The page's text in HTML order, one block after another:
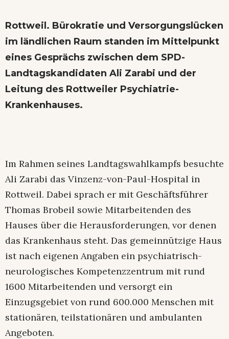
Rottweil. Bürokratie und Versorgungslücken
im ländlichen Raum standen im Mittelpunkt
eines Gesprächs zwischen dem SPD-
Landtagskandidaten Ali Zarabi und der
Leitung des Rottweiler Psychiatrie-
Krankenhauses.
Im Rahmen seines Landtagswahlkampfs besuchte
Ali Zarabi das Vinzenz-von-Paul-Hospital in
Rottweil. Dabei sprach er mit Geschäftsführer
Thomas Brobeil sowie Mitarbeitenden des
Hauses über die Herausforderungen, vor denen
das Krankenhaus steht. Das gemeinnützige Haus
ist nach eigenen Angaben ein psychiatrisch-
neurologisches Kompetenzzentrum mit rund
1600 Mitarbeitenden und versorgt ein
Einzugsgebiet von rund 600.000 Menschen mit
stationären, teilstationären und ambulanten
Angeboten.